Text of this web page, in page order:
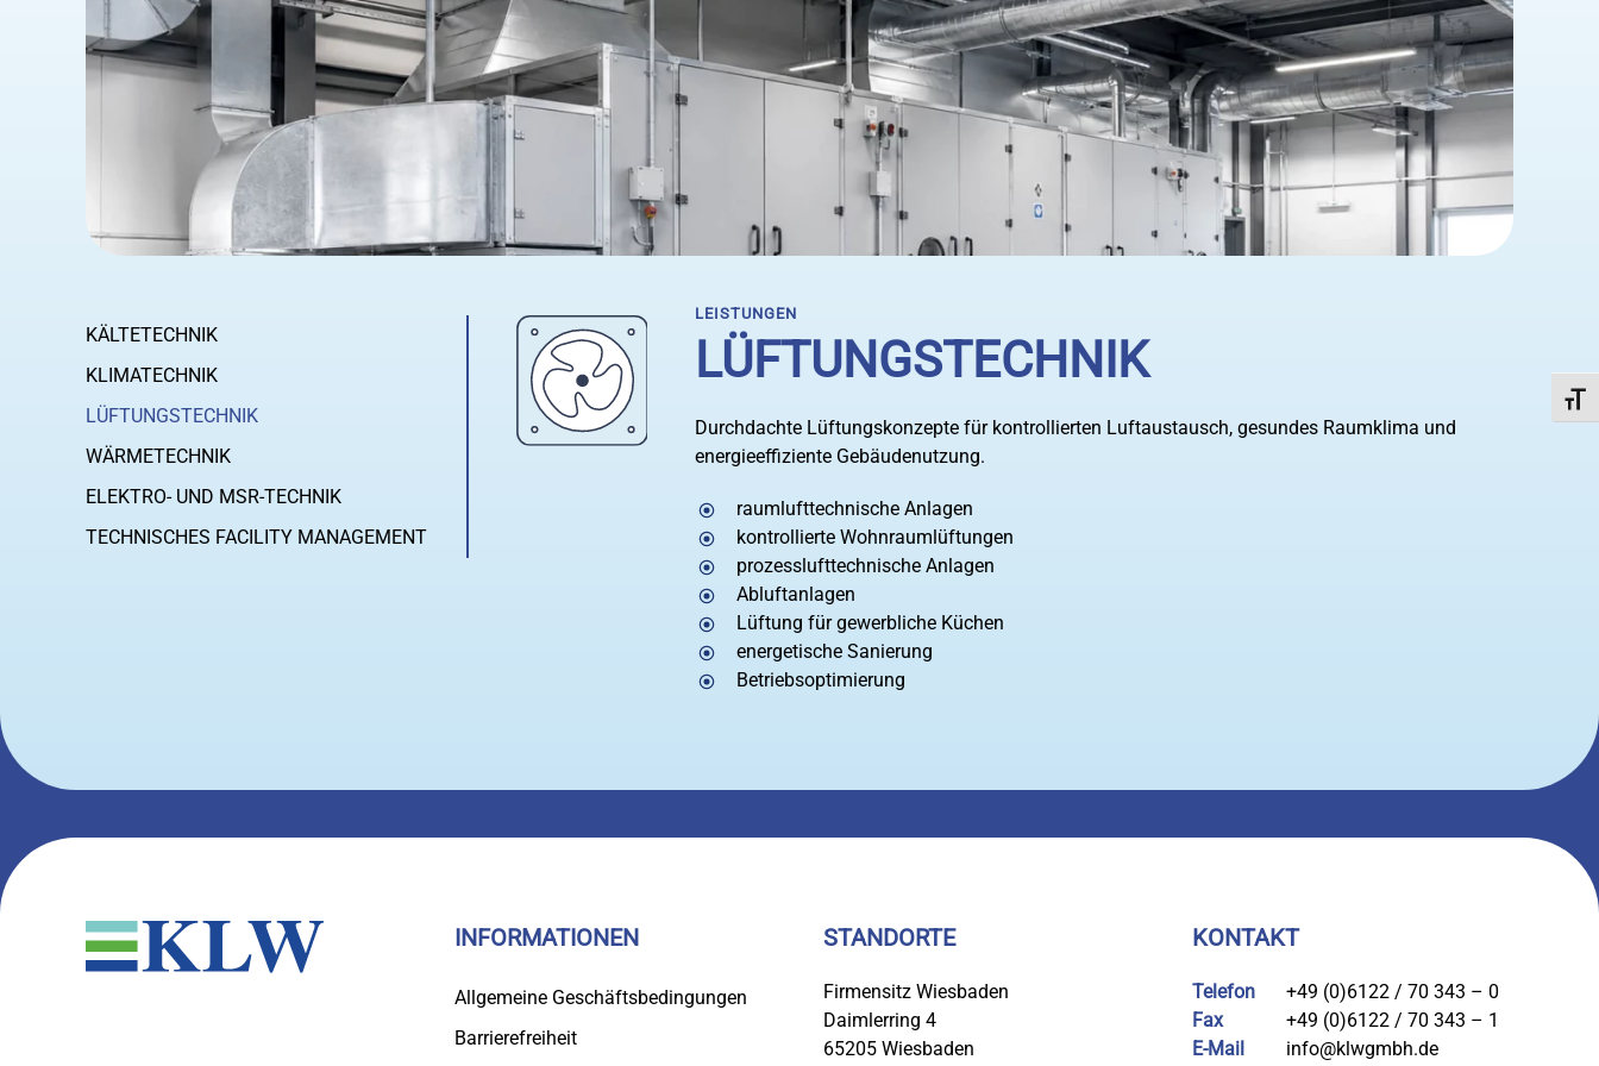
KÄLTETECHNIK
KLIMATECHNIK
LÜFTUNGSTECHNIK
WÄRMETECHNIK
ELEKTRO- UND MSR-TECHNIK
TECHNISCHES FACILITY MANAGEMENT
LEISTUNGEN
LÜFTUNGSTECHNIK
Durchdachte Lüftungskonzepte für kontrollierten Luftaustausch, gesundes Raumklima und
energieeffiziente Gebäudenutzung.
raumlufttechnische Anlagen
kontrollierte Wohnraumlüftungen
prozesslufttechnische Anlagen
Abluftanlagen
Lüftung für gewerbliche Küchen
energetische Sanierung
Betriebsoptimierung
INFORMATIONEN
Allgemeine Geschäftsbedingungen
Barrierefreiheit
STANDORTE
Firmensitz Wiesbaden
Daimlerring 4
65205 Wiesbaden
KONTAKT
Telefon
+49 (0)6122 / 70 343 – 0
Fax
+49 (0)6122 / 70 343 – 1
E-Mail
info@klwgmbh.de